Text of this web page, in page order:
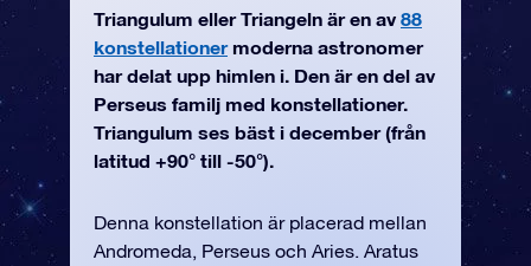
Triangulum eller Triangeln är en av 88
konstellationermoderna astronomer
har delat upp himlen i. Den är en del av
Perseus familj med konstellationer.
Triangulum ses bäst i december (från
latitud +90° till -50°).
Denna konstellation är placerad mellan
Andromeda, Perseus och Aries. Aratus